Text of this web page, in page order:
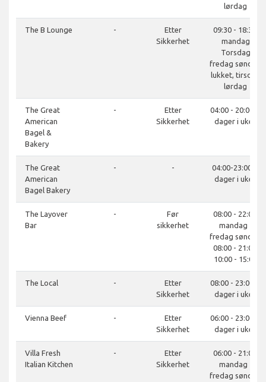
lørdag
The B Lounge -
Etter
Sikkerhet
09:30 - 18:30,
mandag
Torsdag
fredag søndag
lukket, tirsdag
lørdag
The Great
American
Bagel &
Bakery
-
Etter
Sikkerhet
04:00 - 20:00, 7
dager i uken
The Great
American
Bagel Bakery
- -
04:00-23:00, 7
dager i uken
The Layover
Bar
-
Før
sikkerhet
08:00 - 22:00,
mandag -
fredag søndag
08:00 - 21:00,
10:00 - 15:00
The Local -
Etter
Sikkerhet
08:00 - 23:00, 7
dager i uken
Vienna Beef -
Etter
Sikkerhet
06:00 - 23:00, 7
dager i uken
Villa Fresh
Italian Kitchen
-
Etter
Sikkerhet
06:00 - 21:00,
mandag -
fredag søndag